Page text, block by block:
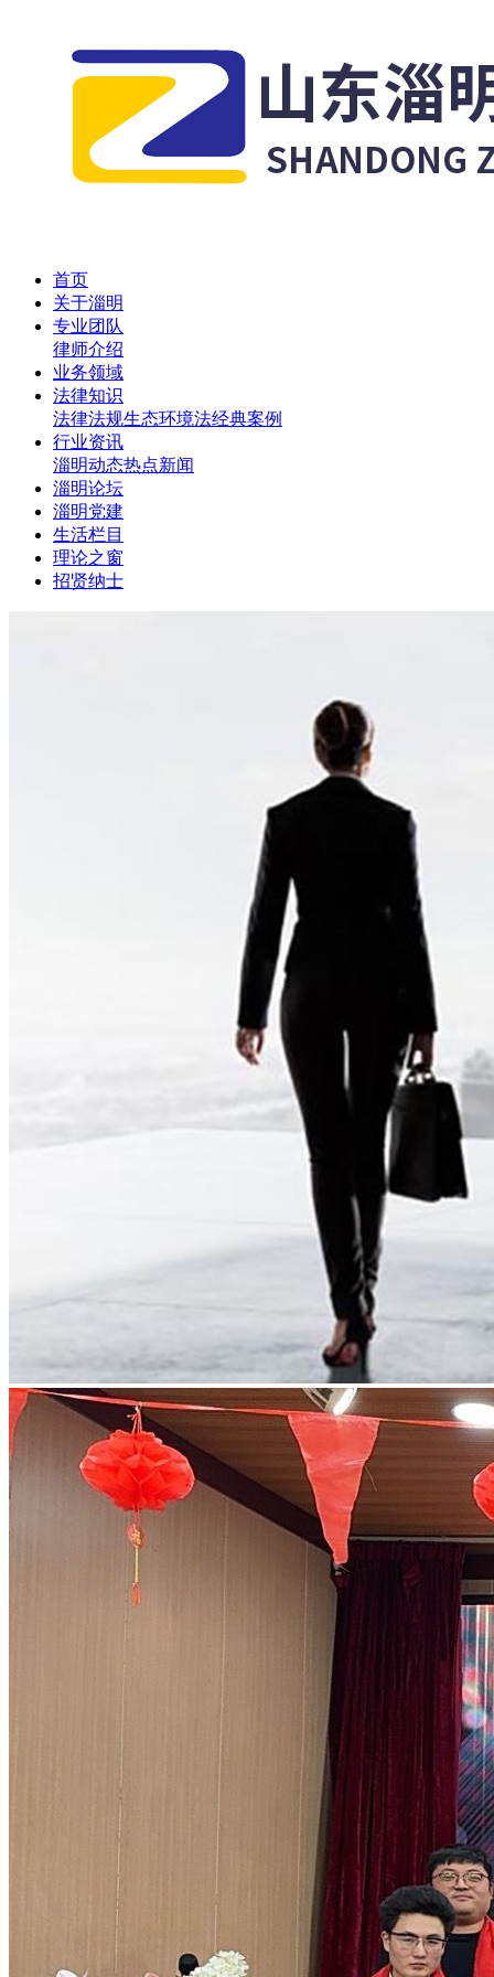
首页
关于淄明
专业团队
律师介绍
业务领域
法律知识
法律法规生态环境法经典案例
行业资讯
淄明动态热点新闻
淄明论坛
淄明党建
生活栏目
理论之窗
招贤纳士